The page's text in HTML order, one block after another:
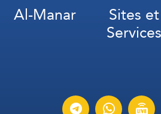
Al-Manar Sites et
Services